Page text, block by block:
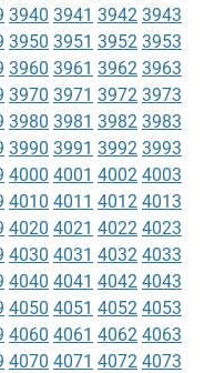
3940 3941 3942 3943
3950 3951 3952 3953
3960 3961 3962 3963
3970 3971 3972 3973
3980 3981 3982 3983
3990 3991 3992 3993
4000 4001 4002 4003
4010 4011 4012 4013
4020 4021 4022 4023
4030 4031 4032 4033
4040 4041 4042 4043
4050 4051 4052 4053
4060 4061 4062 4063
4070 4071 4072 4073